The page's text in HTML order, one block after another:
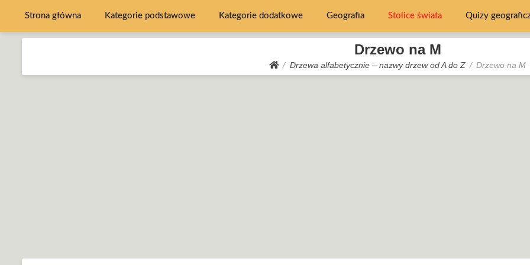
Strona główna Kategorie podstawowe Kategorie dodatkowe Geografia Stolice świata Quizy
Drzewo na M
Drzewa alfabetycznie – nazwy drzew od A do Z Drzewo na M